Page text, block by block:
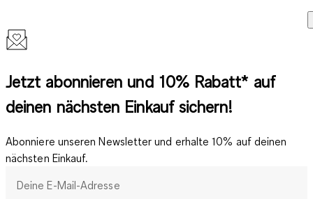
Jetzt abonnieren und 10% Rabatt* auf
deinen nächsten Einkauf sichern!
Abonniere unseren Newsletter und erhalte 10% auf deinen
nächsten Einkauf.
Deine E-Mail-Adresse